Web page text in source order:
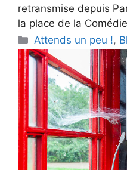
retransmise depuis
la place de la
Categories
Attends un peu !,